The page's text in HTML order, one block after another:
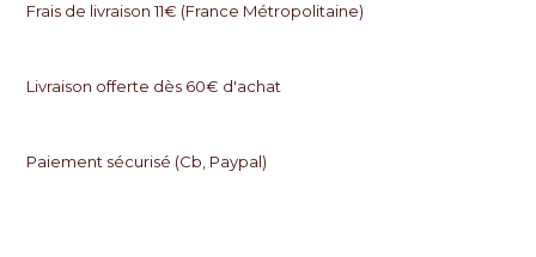
Frais de livraison 11€ (France Métropolitaine)
Livraison offerte dès 60€ d'achat
Paiement sécurisé (Cb, Paypal)